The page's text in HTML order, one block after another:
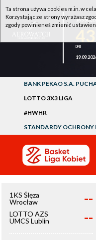
1KS
BANK PEKAO S.A.
LOTTO 3X3 LIGA
#HWHR
STANDARDY
1KS Ślęza
Wrocław
--
LOTTO AZS
UMCS Lublin
--
Ta strona używa cookies m.in. w
Korzystając ze strony wyrażasz
zgody powinieneś zmienić